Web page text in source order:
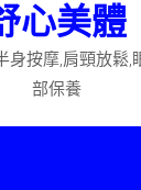
心美體
身按摩,肩頸放鬆,
部保養